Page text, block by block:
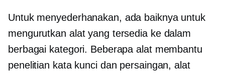
Untuk menyederhanakan, ada baiknya untuk
mengurutkan alat yang tersedia ke dalam
berbagai kategori. Beberapa alat membantu
penelitian kata kunci dan persaingan, alat